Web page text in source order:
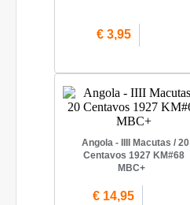
€ 3,95
Angola - IIII Macutas / 20
Centavos 1927 KM#68
MBC+
€ 14,95